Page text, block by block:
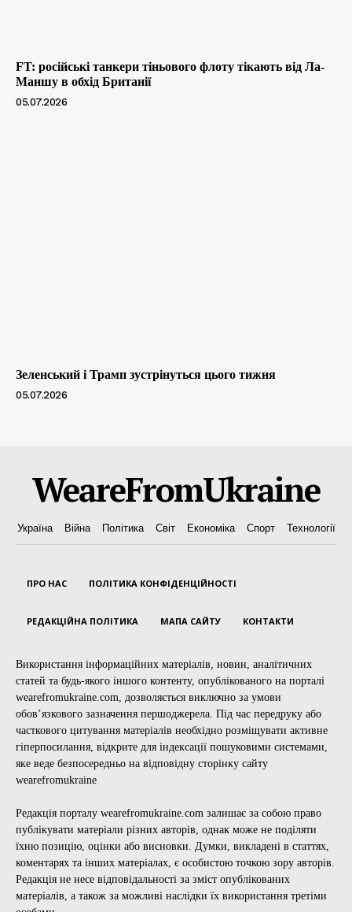
FT: російські танкери тіньового флоту тікають від Ла-
Маншу в обхід Британії
05.07.2026
Зеленський і Трамп зустрінуться цього тижня
05.07.2026
WeareFromUkraine
Україна Війна Політика Світ Економіка Спорт Технології
ПРО НАС ПОЛІТИКА КОНФІДЕНЦІЙНОСТІ
РЕДАКЦІЙНА ПОЛІТИКА МАПА САЙТУ КОНТАКТИ
Використання інформаційних матеріалів, новин, аналітичних
статей та будь-якого іншого контенту, опублікованого на порталі
wearefromukraine.com, дозволяється виключно за умови
обов’язкового зазначення першоджерела. Під час передруку або
часткового цитування матеріалів необхідно розміщувати активне
гіперпосилання, відкрите для індексації пошуковими системами,
яке веде безпосередньо на відповідну сторінку сайту
wearefromukraine
Редакція порталу wearefromukraine.com залишає за собою право
публікувати матеріали різних авторів, однак може не поділяти
їхню позицію, оцінки або висновки. Думки, викладені в статтях,
коментарях та інших матеріалах, є особистою точкою зору авторів.
Редакція не несе відповідальності за зміст опублікованих
матеріалів, а також за можливі наслідки їх використання третіми